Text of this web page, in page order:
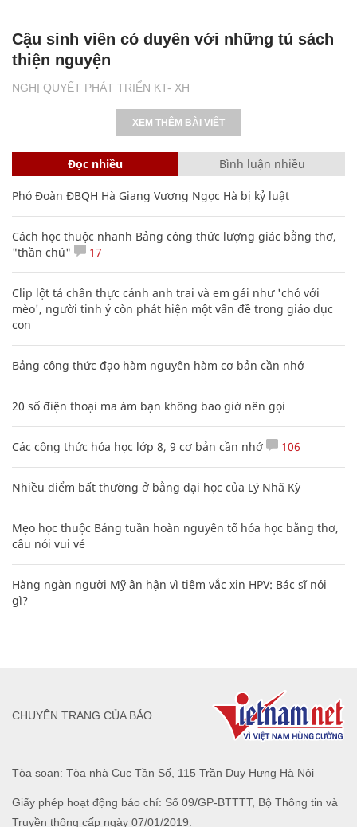
NGHỊ QUYẾT PHÁT TRIỂN KT- XH
Cậu sinh viên có duyên với những tủ sách
thiện nguyện
XEM THÊM BÀI VIẾT
Đọc nhiều Bình luận nhiều
Phó Đoàn ĐBQH Hà Giang Vương Ngọc Hà bị kỷ luật
Cách học thuộc nhanh Bảng công thức lượng giác bằng thơ,
"thần chú"
17
Clip lột tả chân thực cảnh anh trai và em gái như 'chó với
mèo', người tinh ý còn phát hiện một vấn đề trong giáo dục
con
Bảng công thức đạo hàm nguyên hàm cơ bản cần nhớ
20 số điện thoại ma ám bạn không bao giờ nên gọi
Các công thức hóa học lớp 8, 9 cơ bản cần nhớ 106
Nhiều điểm bất thường ở bằng đại học của Lý Nhã Kỳ
Mẹo học thuộc Bảng tuần hoàn nguyên tố hóa học bằng thơ,
câu nói vui vẻ
Hàng ngàn người Mỹ ân hận vì tiêm vắc xin HPV: Bác sĩ nói
gì?
Tòa soạn: Tòa nhà Cục Tần Số, 115 Trần Duy Hưng Hà Nội
Giấy phép hoạt động báo chí: Số 09/GP-BTTTT, Bộ Thông tin và
Truyền thông cấp ngày 07/01/2019.
CHUYÊN TRANG CỦA BÁO